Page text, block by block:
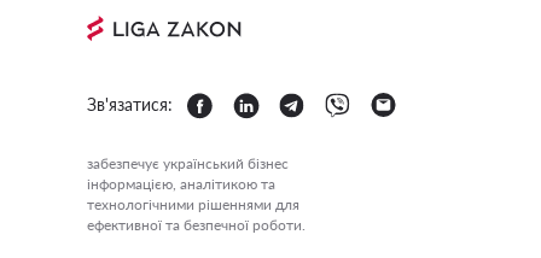
Зв'язатися:
забезпечує український бізнес
інформацією, аналітикою та
технологічними рішеннями для
ефективної та безпечної роботи.